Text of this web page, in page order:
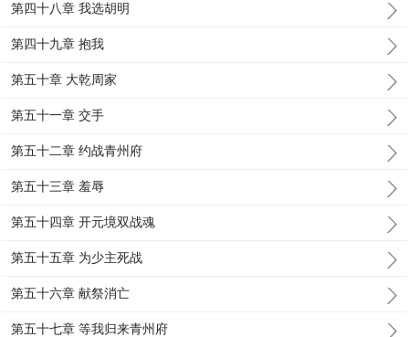
第四十八章 我选胡明
第四十九章 抱我
第五十章 大乾周家
第五十一章 交手
第五十二章 约战青州府
第五十三章 羞辱
第五十四章 开元境双战魂
第五十五章 为少主死战
第五十六章 献祭消亡
第五十七章 等我归来青州府